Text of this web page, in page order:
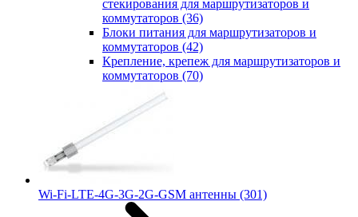
стекирования для маршрутизаторов и
коммутаторов (36)
Блоки питания для маршрутизаторов и
коммутаторов (42)
Крепление, крепеж для маршрутизаторов и
коммутаторов (70)
Wi-Fi-LTE-4G-3G-2G-GSM антенны (301)